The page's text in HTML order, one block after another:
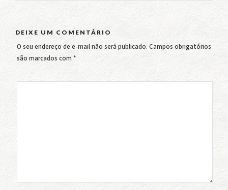
DEIXE UM COMENTÁRIO
O seu endereço de e-mail não será publicado. Campos obrigatórios
são marcados com *